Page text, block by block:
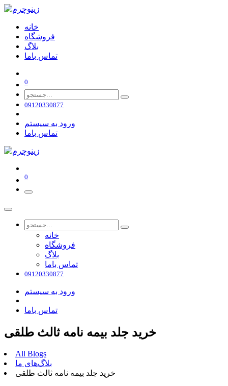
خانه
فروشگاه
بلاگ
تماس باما
0
09120330877
ورود به سیستم
تماس باما
0
خانه
فروشگاه
بلاگ
تماس باما
09120330877
ورود به سیستم
تماس باما
خرید جلد بیمه نامه ثالث طلقی
All Blogs
بلاگ‌های ما
خرید جلد بیمه نامه ثالث طلقی